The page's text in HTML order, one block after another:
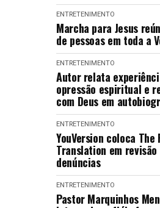
ENTRETENIMENTO
Marcha para Jesus
de pessoas em toda a
ENTRETENIMENTO
Autor relata
opressão espiritual e
com Deus em
ENTRETENIMENTO
YouVersion coloca The
Translation em revisão
denúncias
ENTRETENIMENTO
Pastor Marquinhos